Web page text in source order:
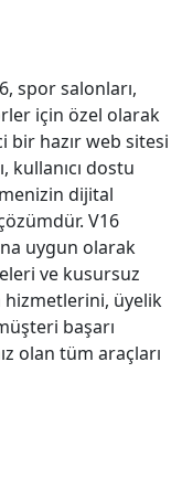
spor salonları,
için özel olarak
bir hazır web sitesi
kullanıcı dostu
dijital
V16
uygun olarak
ve kusursuz
üyelik
başarı
olan tüm araçları